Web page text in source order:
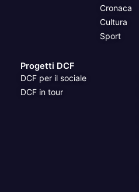
Cronaca
Cultura
Sport
Progetti DCF
DCF per il sociale
DCF in tour